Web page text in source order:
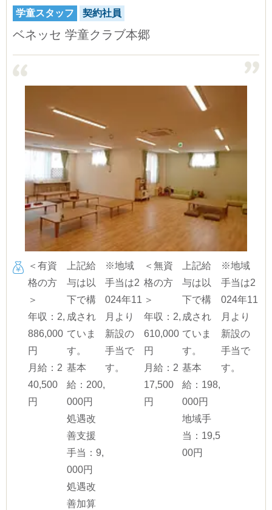
学童スタッフ 契約社員
ベネッセ 学童クラブ本郷
＜有資
格の方
＞
年収：2,
886,000
円
月給：2
40,500
円
上記給
与は以
下で構
成され
ていま
す。
基本
給：200,
000円
処遇改
善支援
手当：9,
000円
処遇改
善加算
※地域
手当は2
024年11
月より
新設の
手当で
す。
＜無資
格の方
＞
年収：2,
610,000
円
月給：2
17,500
円
上記給
与は以
下で構
成され
ていま
す。
基本
給：198,
000円
地域手
当：19,5
00円
※地域
手当は2
024年11
月より
新設の
手当で
す。